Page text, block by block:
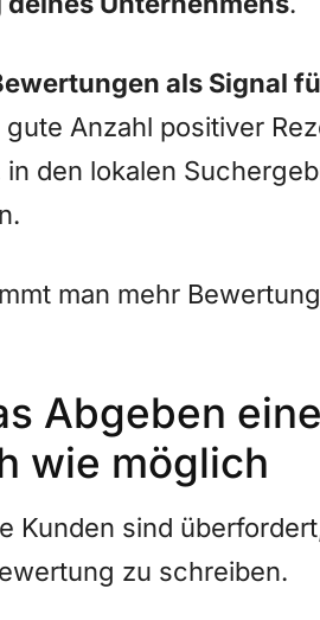
als Signal
gute Anzahl positiver
in den lokalen
man mehr
Abgeben
wie möglich
Kunden sind
zu schreiben.